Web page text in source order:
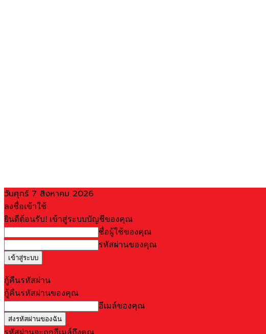
วันศุกร์ 7 สิงหาคม 2026
ลงชื่อเข้าใช้
ยินดีต้อนรับ! เข้าสู่ระบบบัญชีของคุณ
ชื่อผู้ใช้ของคุณ
รหัสผ่านของคุณ
กู้คืนรหัสผ่าน
กู้คืนรหัสผ่านของคุณ
อีเมล์ของคุณ
รหัสผ่านจะถูกอีเมล์ถึงคุณ